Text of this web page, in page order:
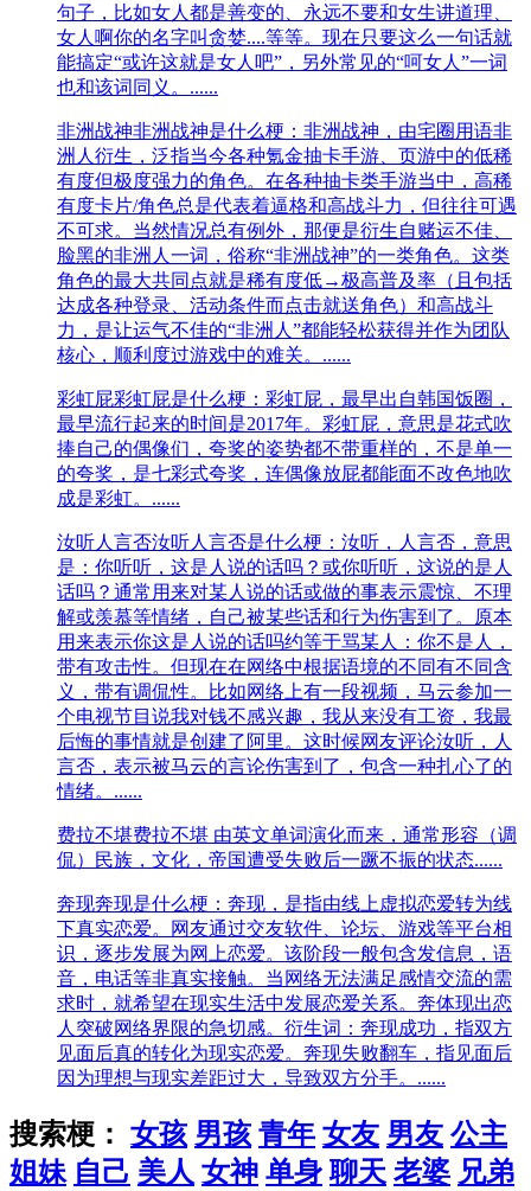
句子，比如女人都是善变的、永远不要和女生讲道理、
女人啊你的名字叫贪婪....等等。现在只要这么一句话就
能搞定“或许这就是女人吧”，另外常见的“呵女人”一词
也和该词同义。......
非洲战神非洲战神是什么梗：非洲战神，由宅圈用语非
洲人衍生，泛指当今各种氪金抽卡手游、页游中的低稀
有度但极度强力的角色。在各种抽卡类手游当中，高稀
有度卡片/角色总是代表着逼格和高战斗力，但往往可遇
不可求。当然情况总有例外，那便是衍生自赌运不佳、
脸黑的非洲人一词，俗称“非洲战神”的一类角色。这类
角色的最大共同点就是稀有度低→极高普及率（且包括
达成各种登录、活动条件而点击就送角色）和高战斗
力，是让运气不佳的“非洲人”都能轻松获得并作为团队
核心，顺利度过游戏中的难关。......
彩虹屁彩虹屁是什么梗：彩虹屁，最早出自韩国饭圈，
最早流行起来的时间是2017年。彩虹屁，意思是花式吹
捧自己的偶像们，夸奖的姿势都不带重样的，不是单一
的夸奖，是七彩式夸奖，连偶像放屁都能面不改色地吹
成是彩虹。......
汝听人言否汝听人言否是什么梗：汝听，人言否，意思
是：你听听，这是人说的话吗？或你听听，这说的是人
话吗？通常用来对某人说的话或做的事表示震惊、不理
解或羡慕等情绪，自己被某些话和行为伤害到了。原本
用来表示你这是人说的话吗约等于骂某人：你不是人，
带有攻击性。但现在在网络中根据语境的不同有不同含
义，带有调侃性。比如网络上有一段视频，马云参加一
个电视节目说我对钱不感兴趣，我从来没有工资，我最
后悔的事情就是创建了阿里。这时候网友评论汝听，人
言否，表示被马云的言论伤害到了，包含一种扎心了的
情绪。......
费拉不堪费拉不堪 由英文单词演化而来，通常形容（调
侃）民族，文化，帝国遭受失败后一蹶不振的状态......
奔现奔现是什么梗：奔现，是指由线上虚拟恋爱转为线
下真实恋爱。网友通过交友软件、论坛、游戏等平台相
识，逐步发展为网上恋爱。该阶段一般包含发信息，语
音，电话等非真实接触。当网络无法满足感情交流的需
求时，就希望在现实生活中发展恋爱关系。奔体现出恋
人突破网络界限的急切感。衍生词：奔现成功，指双方
见面后真的转化为现实恋爱。奔现失败翻车，指见面后
因为理想与现实差距过大，导致双方分手。......
搜索梗： 女孩 男孩 青年 女友 男友 公主
姐妹 自己 美人 女神 单身 聊天 老婆 兄弟